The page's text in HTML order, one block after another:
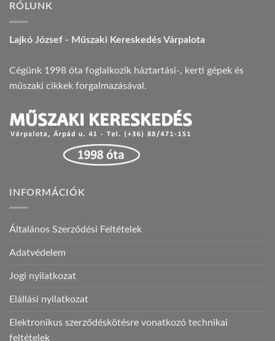
RÓLUNK
Lajkó József - Műszaki Kereskedés Várpalota
Cégünk 1998 óta foglalkozik háztartási-, kerti gépek és
műszaki cikkek forgalmazásával.
INFORMÁCIÓK
Általános Szerződési Feltételek
Adatvédelem
Jogi nyilatkozat
Elállási nyilatkozat
Elektronikus szerződéskötésre vonatkozó technikai
feltételek